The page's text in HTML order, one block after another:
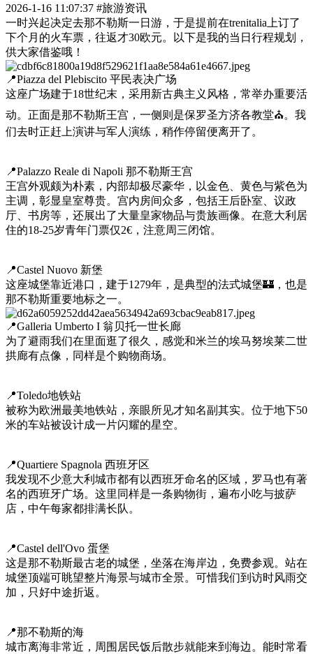
2026-1-16 11:07:37 #旅游资讯
一时兴起决定去那不勒斯一日游，于是提前在trenitalia上订了
下个月的火车票，往返才30欧元。以下是我的当日行程规划，
供大家借鉴哦！
📍Piazza del Plebiscito 平民表决广场
这座广场建于18世纪末，采用新古典主义风格，常举办重要活
动。正面是那不勒斯王宫，一侧则是保罗圣方济各教堂⛪️。我
们去时正赶上演讲与军人演练，稍作停留便离开了。
📍Palazzo Reale di Napoli 那不勒斯王宫
王宫外观颇为朴素，内部却极尽豪华，以金色、黄色与紫色为
主调，彰显皇室尊贵。宫内房间众多，包括王后卧室、议政
厅、书房等，还展出了大量皇家物品与贵族画像。在意大利居
住的18-25岁青年门票仅2€，注意周三闭馆。
📍Castel Nuovo 新堡
这座城堡靠近港口，建于1279年，是典型的法式城堡🏰，也是
那不勒斯重要地标之一。
📍Galleria Umberto I 翁贝托一世长廊
为了避雨我们在里面逛了很久，感觉和米兰的埃马努埃莱二世
拱廊有点像，同样是个购物商场。
📍Toledo地铁站
被称为欧洲最美地铁站，亲眼所见才知名副其实。位于地下50
米的车站被设计成一片闪耀的星空。
📍Quartiere Spagnola 西班牙区
我发现不少意大利城市都有以西班牙命名的区域，罗马也有著
名的西班牙广场。这里同样是一条购物街，遍布小吃与披萨
店，中午每家都排满长队。
📍Castel dell'Ovo 蛋堡
这是那不勒斯最古老的城堡，坐落在海岸边，免费参观。站在
城堡顶端可眺望整片海景与城市全景。可惜我们到访时风雨交
加，只好中途折返。
📍那不勒斯的海
城市离海非常近，周围居民饭后散步就能来到海边。能时常看